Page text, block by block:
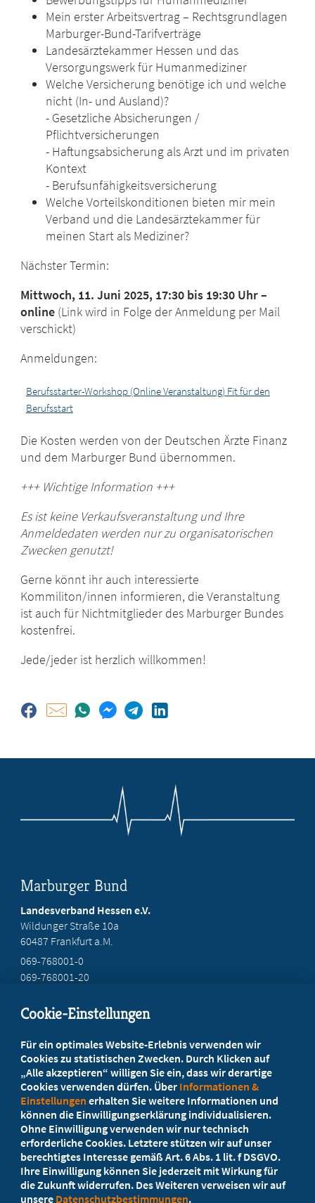
Mein erster Arbeitsvertrag – Rechtsgrundlagen
Marburger-Bund-Tarifverträge
Landesärztekammer Hessen und das
Versorgungswerk für Humanmediziner
Welche Versicherung benötige ich und welche
nicht (In- und Ausland)?
- Gesetzliche Absicherungen /
Pflichtversicherungen
- Haftungsabsicherung als Arzt und im privaten
Kontext
- Berufsunfähigkeitsversicherung
Welche Vorteilskonditionen bieten mir mein
Verband und die Landesärztekammer für
meinen Start als Mediziner?
Nächster Termin:
Mittwoch, 11. Juni 2025, 17:30 bis 19:30 Uhr –
online (Link wird in Folge der Anmeldung per Mail
verschickt)
Anmeldungen:
Berufsstarter-Workshop (Online Veranstaltung) Fit für den
Berufsstart
Die Kosten werden von der Deutschen Ärzte Finanz
und dem Marburger Bund übernommen.
+++ Wichtige Information +++
Es ist keine Verkaufsveranstaltung und Ihre
Anmeldedaten werden nur zu organisatorischen
Zwecken genutzt!
Gerne könnt ihr auch interessierte
Kommiliton/innen informieren, die Veranstaltung
ist auch für Nichtmitglieder des Marburger Bundes
kostenfrei.
Jede/jeder ist herzlich willkommen!
Marburger Bund
Landesverband Hessen e.V.
Wildunger Straße 10a
60487 Frankfurt a.M.
069-768001-0
069-768001-20
Ihr Landesverband berät Sie!
Ansprechpartner
Werden Sie jetzt Mitglied
5 Vorteile einer MB-Mitgliedschaft
Cookie-Einstellungen
Für ein optimales Website-Erlebnis verwenden wir
Cookies zu statistischen Zwecken. Durch Klicken auf
„Alle akzeptieren“ willigen Sie ein, dass wir derartige
Cookies verwenden dürfen. Über Informationen &
Einstellungen erhalten Sie weitere Informationen und
können die Einwilligungserklärung individualisieren.
Ohne Einwilligung verwenden wir nur technisch
erforderliche Cookies. Letztere stützen wir auf unser
berechtigtes Interesse gemäß Art. 6 Abs. 1 lit. f DSGVO.
Ihre Einwilligung können Sie jederzeit mit Wirkung für
die Zukunft widerrufen. Des Weiteren verweisen wir auf
unsere Datenschutzbestimmungen.